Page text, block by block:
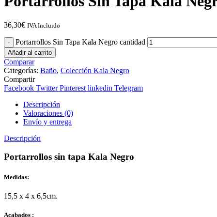
36,30€ IVA Incluido
Portarrollos Sin Tapa Kala Negro cantidad
Añadir al carrito
Comparar
Categorías: Baño, Colección Kala Negro
Compartir
Facebook Twitter Pinterest linkedin Telegram
Descripción
Valoraciones (0)
Envío y entrega
Descripción
Portarrollos sin tapa Kala Negro
Medidas:
15,5 x 4 x 6,5cm.
Acabados :